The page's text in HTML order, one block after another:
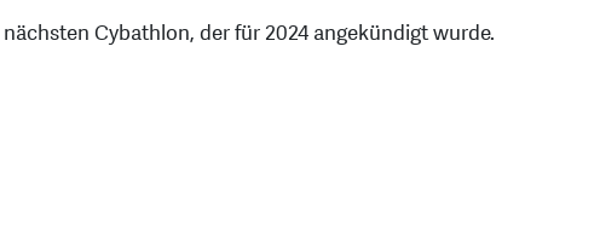
Cybathlon, der für 2024 angekündigt wurde.